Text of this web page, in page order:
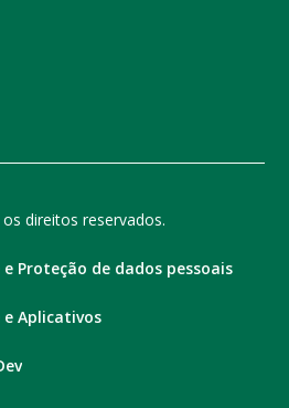
direitos reservados.
Proteção de dados pessoais
e Aplicativos